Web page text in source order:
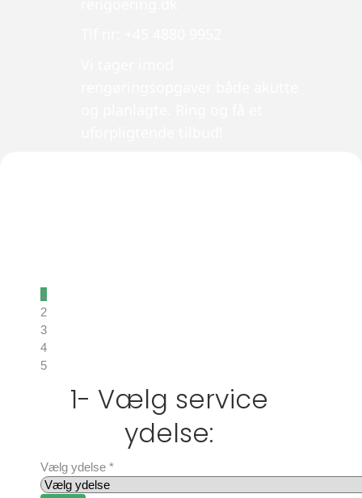
1
2
3
4
5
1- Vælg service
ydelse:
Vælg ydelse *